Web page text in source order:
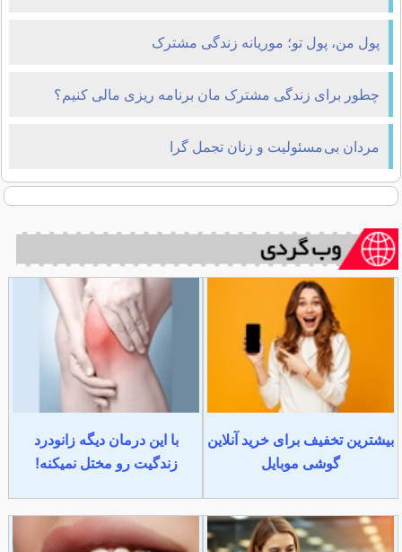
پول من، پول تو؛​ موریانه زندگی مشترک
چطور برای زندگی مشترک مان برنامه ریزی مالی کنیم؟
مردان بی مسئولیت و زنان تجمل گرا
بیشترین تخفیف برای خرید آنلاین
گوشی موبایل
با این درمان دیگه زانودرد
زندگیت رو مختل نمیکنه!